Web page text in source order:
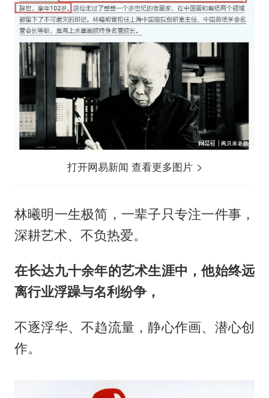
打开网易新闻 查看更多图片
林曦明一生极简，一辈子只专注一件事，
深耕艺术、不负热爱。
在长达九十余年的艺术生涯中，他始终远
离行业浮躁与名利纷争，
不逐浮华、不趋流量，静心作画、潜心创
作。